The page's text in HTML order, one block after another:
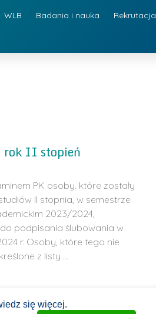
WLB Badania i nauka Rekrutacja
rok II stopień
PK osoby. które zostały
II stopnia, w semestrze
2023/2024,
podpisania ślubowania w
r. Osoby, które tego nie
z listy …
się więcej.